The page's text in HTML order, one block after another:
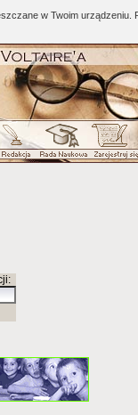
w Twoim urządzeniu.